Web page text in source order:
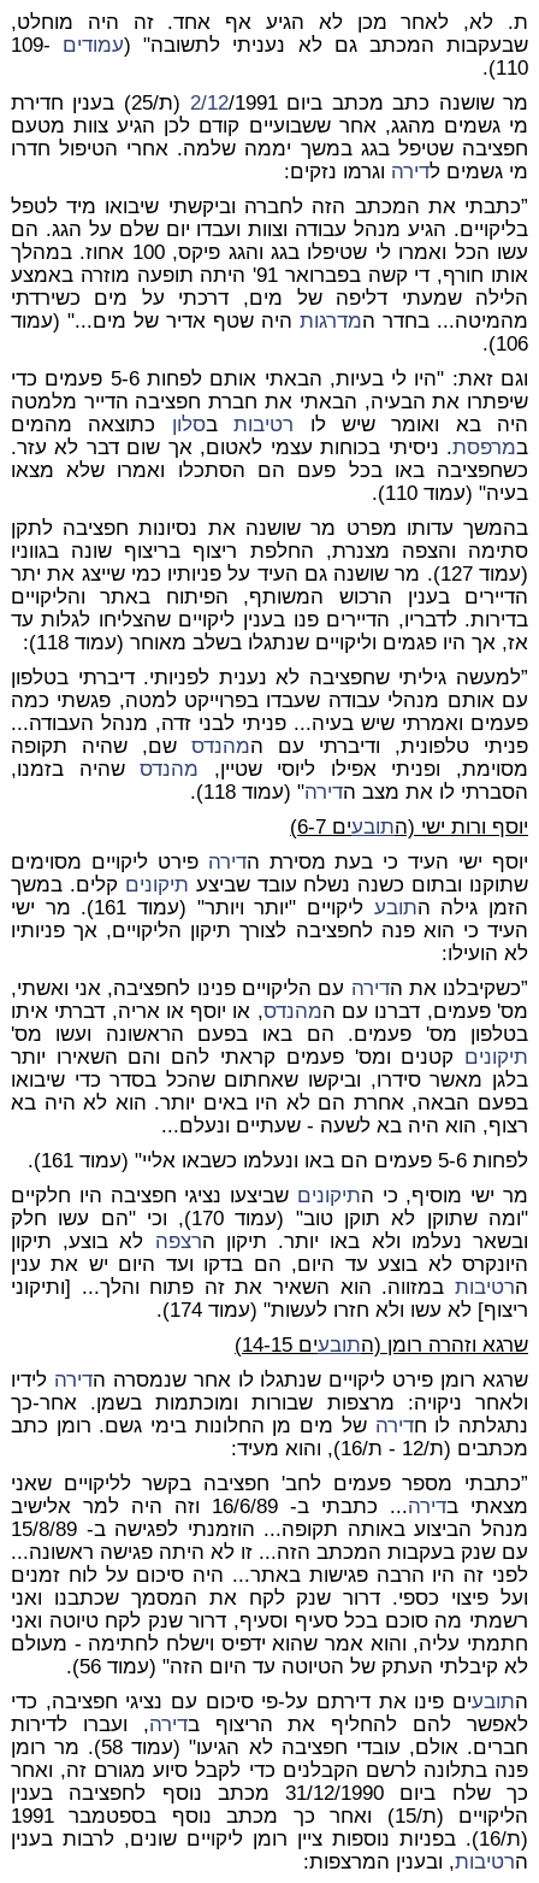
ת. לא, לאחר מכן לא הגיע אף אחד. זה היה מוחלט,
שבעקבות המכתב גם לא נעניתי לתשובה" (עמודים
109-
110).
מר שושנה כתב מכתב ביום
2/12
/1991 (ת/25) בענין חדירת
מי גשמים מהגג, אחר ששבועיים קודם לכן הגיע צוות מטעם
חפציבה שטיפל בגג במשך יממה שלמה. אחרי הטיפול חדרו
מי גשמים לדירה וגרמו נזקים:
”כתבתי את המכתב הזה לחברה וביקשתי שיבואו מיד לטפל
בליקויים. הגיע מנהל עבודה וצוות ועבדו יום שלם על הגג. הם
עשו הכל ואמרו לי שטיפלו בגג והגג פיקס, 100 אחוז. במהלך
אותו חורף, די קשה בפברואר 91' היתה תופעה מוזרה באמצע
הלילה שמעתי דליפה של מים, דרכתי על מים כשירדתי
מהמיטה... בחדר המדרגותהיה שטף אדיר של מים..." (עמוד
106).
וגם זאת: "היו לי בעיות, הבאתי אותם לפחות 5-6 פעמים כדי
שיפתרו את הבעיה, הבאתי את חברת חפציבה הדייר מלמטה
היה בא ואומר שיש לו רטיבותבסלון כתוצאה מהמים
במרפסת. ניסיתי בכוחות עצמי לאטום, אך שום דבר לא עזר.
כשחפציבה באו בכל פעם הם הסתכלו ואמרו שלא מצאו
בעיה" (עמוד 110).
בהמשך עדותו מפרט מר שושנה את נסיונות חפציבה לתקן
סתימה והצפה מצנרת, החלפת ריצוף בריצוף שונה בגווניו
(עמוד 127). מר שושנה גם העיד על פניותיו כמי שייצג את יתר
הדיירים בענין הרכוש המשותף, הפיתוח באתר והליקויים
בדירות. לדבריו, הדיירים פנו בענין ליקויים שהצליחו לגלות עד
אז, אך היו פגמים וליקויים שנתגלו בשלב מאוחר (עמוד 118):
”למעשה גיליתי שחפציבה לא נענית לפניותי. דיברתי בטלפון
עם אותם מנהלי עבודה שעבדו בפרוייקט למטה, פגשתי כמה
פעמים ואמרתי שיש בעיה... פניתי לבני זדה, מנהל העבודה...
פניתי טלפונית, ודיברתי עם המהנדס שם, שהיה תקופה
מסוימת, ופניתי אפילו ליוסי שטיין, מהנדסשהיה בזמנו,
הסברתי לו את מצב הדירה" (עמוד 118).
יוסף ורות ישי (התובעים 6-7)
יוסף ישי העיד כי בעת מסירת הדירה פירט ליקויים מסוימים
שתוקנו ובתום כשנה נשלח עובד שביצע תיקונים קלים. במשך
הזמן גילה התובע
ליקויים "יותר ויותר" (עמוד 161). מר ישי
העיד כי הוא פנה לחפציבה לצורך תיקון הליקויים, אך פניותיו
לא הועילו:
”כשקיבלנו את הדירה עם הליקויים פנינו לחפציבה, אני ואשתי,
מס' פעמים, דברנו עם המהנדס, או יוסף או אריה, דברתי איתו
בטלפון מס' פעמים. הם באו בפעם הראשונה ועשו מס'
תיקונים קטנים ומס' פעמים קראתי להם והם השאירו יותר
בלגן מאשר סידרו, וביקשו שאחתום שהכל בסדר כדי שיבואו
בפעם הבאה, אחרת הם לא היו באים יותר. הוא לא היה בא
רצוף, הוא היה בא לשעה - שעתיים ונעלם...
לפחות 5-6 פעמים הם באו ונעלמו כשבאו אליי" (עמוד 161).
מר ישי מוסיף, כי התיקונים שביצעו נציגי חפציבה היו חלקיים
"ומה שתוקן לא תוקן טוב" (עמוד 170), וכי "הם עשו חלק
ובשאר נעלמו ולא באו יותר. תיקון הרצפה לא בוצע, תיקון
היונקרס לא בוצע עד היום, הם בדקו ועד היום יש את ענין
הרטיבותבמזווה. הוא השאיר את זה פתוח והלך... [ותיקוני
ריצוף] לא עשו ולא חזרו לעשות" (עמוד 174).
שרגא וזהרה רומן (התובעים 14-15)
שרגא רומן פירט ליקויים שנתגלו לו אחר שנמסרה הדירה לידיו
ולאחר ניקויה: מרצפות שבורות ומוכתמות בשמן. אחר-כך
נתגלתה לו חדירה של מים מן החלונות בימי גשם. רומן כתב
מכתבים (ת/12 - ת/16), והוא מעיד:
”כתבתי מספר פעמים לחב' חפציבה בקשר לליקויים שאני
מצאתי בדירה
... כתבתי ב- 16/6/89 וזה היה למר אלישיב
מנהל הביצוע באותה תקופה... הוזמנתי לפגישה ב- 15/8/89
עם שנק בעקבות המכתב הזה... זו לא היתה פגישה ראשונה...
לפני זה היו הרבה פגישות באתר... היה סיכום על לוח זמנים
ועל פיצוי כספי. דרור שנק לקח את המסמך שכתבנו ואני
רשמתי מה סוכם בכל סעיף וסעיף, דרור שנק לקח טיוטה ואני
חתמתי עליה, והוא אמר שהוא ידפיס וישלח לחתימה - מעולם
לא קיבלתי העתק של הטיוטה עד היום הזה" (עמוד 56).
התובעים פינו את דירתם על-פי סיכום עם נציגי חפציבה, כדי
לאפשר להם להחליף את הריצוף בדירה, ועברו לדירות
חברים. אולם, עובדי חפציבה לא הגיעו" (עמוד 58). מר רומן
פנה בתלונה לרשם הקבלנים כדי לקבל סיוע מגורם זה, ואחר
כך שלח ביום 31/12/1990 מכתב נוסף לחפציבה בענין
הליקויים (ת/15) ואחר כך מכתב נוסף בספטמבר 1991
(ת/16). בפניות נוספות ציין רומן ליקויים שונים, לרבות בענין
הרטיבות, ובענין המרצפות: